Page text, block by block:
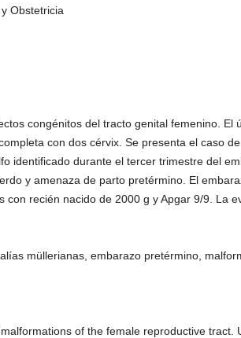
Obstetricia
congénitos del tracto genital femenino. El
con dos cérvix. Se presenta el caso
identificado durante el tercer trimestre del
y amenaza de parto pretérmino. El
con recién nacido de 2000 g y Apgar 9/9. La
müllerianas, embarazo pretérmino,
of the female reproductive tract.